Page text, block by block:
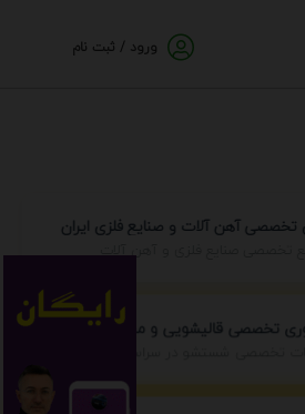
ورود / ثبت نام
تخصصی آهن آلات و صنایع فلزی ایران
تخصصی صنایع فلزی و آهن آلات
تخصصی قالیشویی و مبل شویی